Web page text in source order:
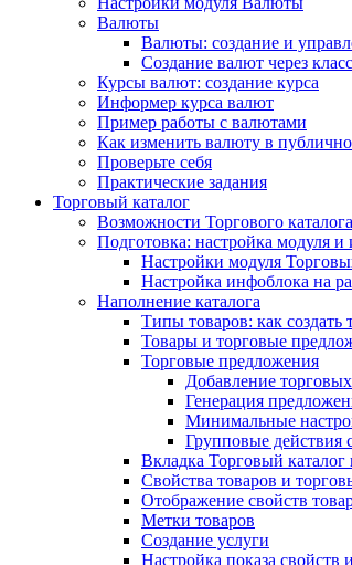
Валюты
Валюты: создание и
Создание валют через
Курсы валют: создание курса
Информер курса валют
Пример работы с валютами
Как изменить валюту в
Проверьте себя
Практические задания
Торговый каталог
Возможности Торгового каталога
Подготовка: настройка модуля и
Настройки модуля
Настройка инфоблока на
Наполнение каталога
Типы товаров: как создать
Товары и торговые
Торговые предложения
Добавление
Генерация
Минимальные
Групповые действия
Вкладка Торговый каталог
Свойства товаров и
Отображение свойств
Метки товаров
Создание услуги
Настройка показа свойств